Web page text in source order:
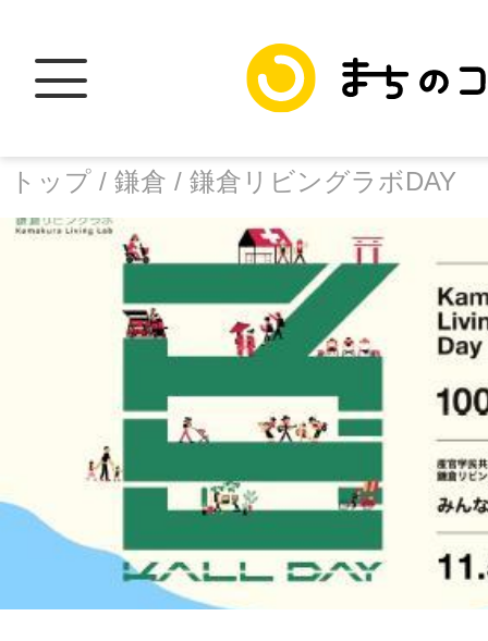
トップ / 鎌倉 / 鎌倉リビングラボDAY
facebook
X
トップ
加盟スポットに
地域に導入を